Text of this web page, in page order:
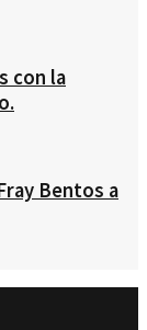
con la
Bentos a